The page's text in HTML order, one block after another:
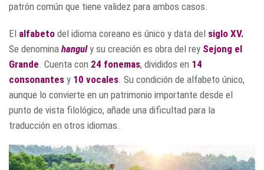
patrón común que tiene validez para ambos casos.
El alfabeto del idioma coreano es único y data del siglo XV.
Se denomina hanguly su creación es obra del rey Sejong el
Grande. Cuenta con 24 fonemas, divididos en 14
consonantes y 10 vocales. Su condición de alfabeto único,
aunque lo convierte en un patrimonio importante desde el
punto de vista filológico, añade una dificultad para la
traducción en otros idiomas.